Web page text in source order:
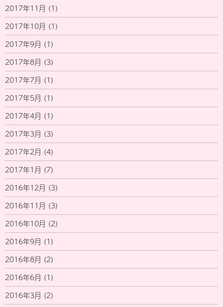
2017年11月 (1)
2017年10月 (1)
2017年9月 (1)
2017年8月 (3)
2017年7月 (1)
2017年5月 (1)
2017年4月 (1)
2017年3月 (3)
2017年2月 (4)
2017年1月 (7)
2016年12月 (3)
2016年11月 (3)
2016年10月 (2)
2016年9月 (1)
2016年8月 (2)
2016年6月 (1)
2016年3月 (2)